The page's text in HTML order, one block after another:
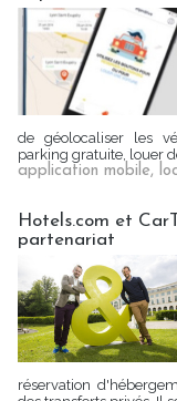
de géolocaliser les
parking gratuite, louer
application mobile,
Hotels.com et
partenariat
réservation